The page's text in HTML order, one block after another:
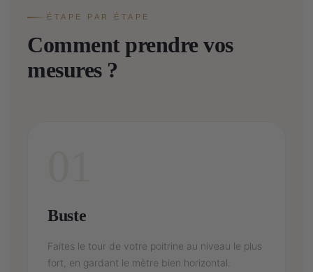
ÉTAPE PAR ÉTAPE
Comment prendre vos
mesures ?
Buste
Faites le tour de votre poitrine au niveau le plus
fort, en gardant le mètre bien horizontal.